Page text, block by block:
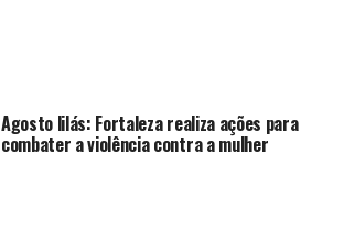
Agosto lilás: Fortaleza realiza ações para
combater a violência contra a mulher